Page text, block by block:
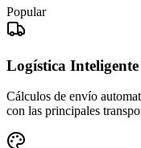
Popular
Logística Inteligente
Cálculos de envío
con las principales